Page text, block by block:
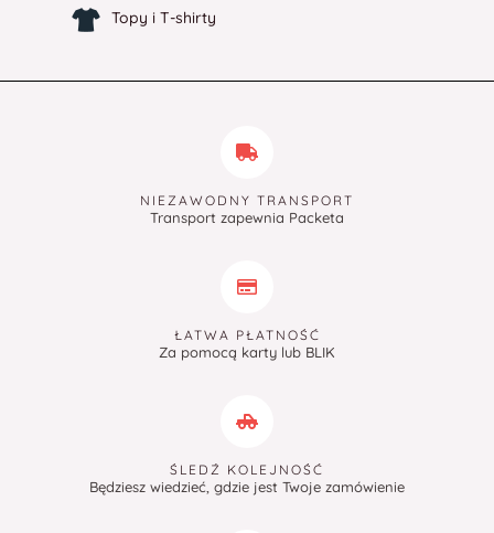
Topy i T-shirty
NIEZAWODNY TRANSPORT
Transport zapewnia Packeta
ŁATWA PŁATNOŚĆ
Za pomocą karty lub BLIK
ŚLEDŹ KOLEJNOŚĆ
Będziesz wiedzieć, gdzie jest Twoje zamówienie